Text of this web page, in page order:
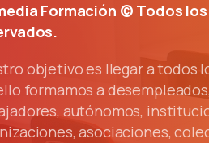
Formación © Todos
objetivo es llegar a todos
formamos a desempleados,
autónomos,
asociaciones,